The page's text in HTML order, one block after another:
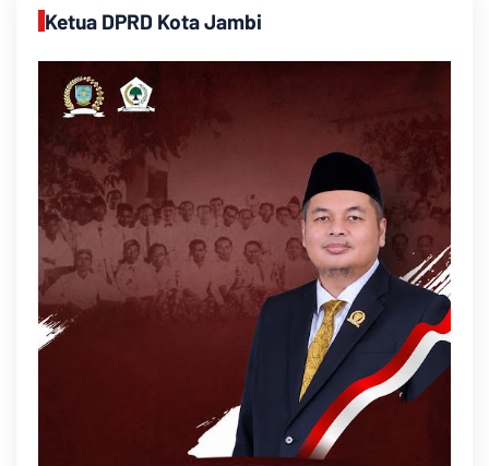
Ketua DPRD Kota Jambi